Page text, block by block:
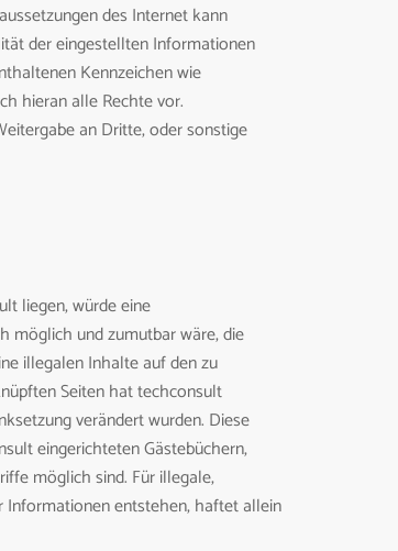
des Internet kann
der eingestellten Informationen
Kennzeichen wie
hieran alle Rechte vor.
an Dritte, oder sonstige
liegen, würde eine
möglich und zumutbar wäre, die
illegalen Inhalte auf den zu
Seiten hat techconsult
verändert wurden. Diese
eingerichteten Gästebüchern,
möglich sind. Für illegale,
Informationen entstehen, haftet allein